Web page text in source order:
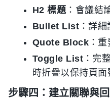
H2 標題：會議結
Bullet List：詳細
Quote Block：重
Toggle List：完
時折疊以保持頁面
步驟四：建立關聯與